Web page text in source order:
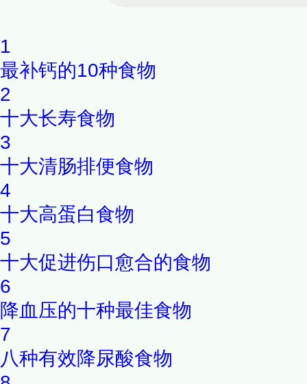
1
最补钙的10种食物
2
十大长寿食物
3
十大清肠排便食物
4
十大高蛋白食物
5
十大促进伤口愈合的食物
6
降血压的十种最佳食物
7
八种有效降尿酸食物